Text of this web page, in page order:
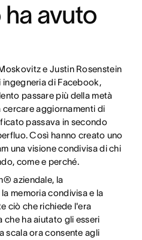
avuto
e Justin Rosenstein
di Facebook,
passare più della metà
cercare aggiornamenti di
passava in secondo
Così hanno creato uno
una visione condivisa di chi
come e perché.
aziendale, la
memoria condivisa e la
ciò che richiede l'era
che ha aiutato gli esseri
scala ora consente agli